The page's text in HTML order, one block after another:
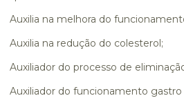
Auxilia na melhora do
Auxilia na redução do colesterol;
Auxiliador do processo de
Auxiliador do funcionamento